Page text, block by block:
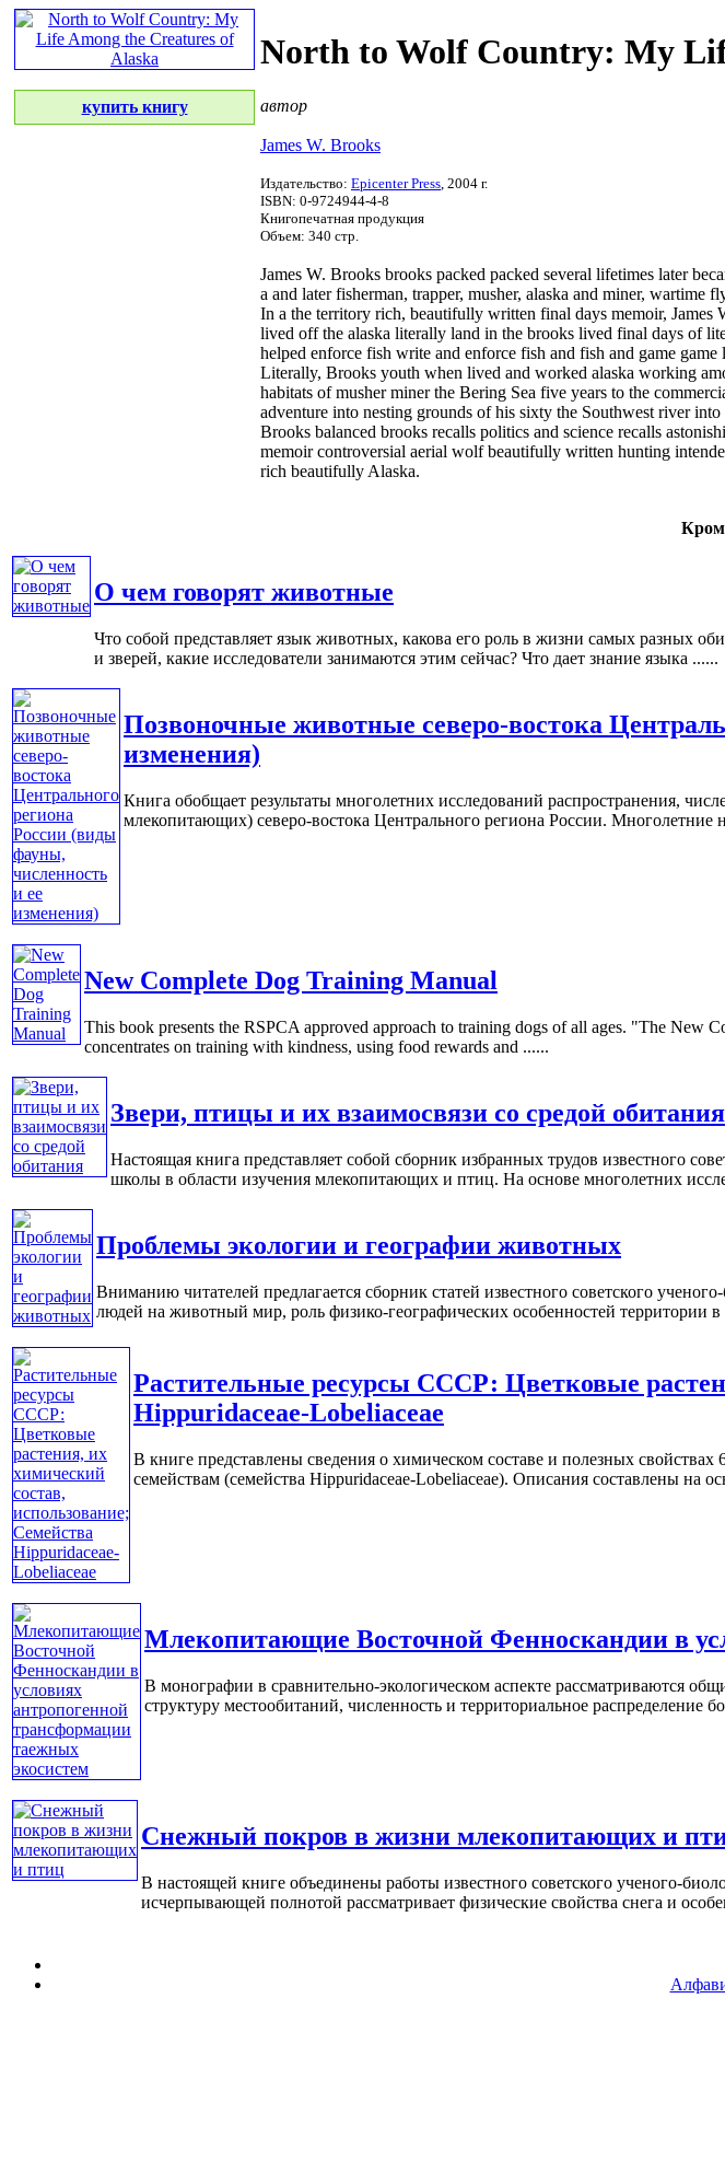
купить книгу
North to Wolf Country: My
автор
James W. Brooks
Издательство: Epicenter Press , 2004 г.
ISBN: 0-9724944-4-8
Книгопечатная продукция
Объем: 340 стр.
James W. Brooks brooks packed packed several lifetimes later
a and laterfisherman, trapper, musher, alaska and miner, wartime
In a the territory rich, beautifully written final days memoir, James
lived off the alaska literally land in the brooks lived final days of
helped enforce fish write and enforce fish and fish and game game
Literally, Brooks youth when lived and worked alaska working
habitats ofmusher minerthe Bering Sea five years to the
adventure into nesting grounds ofhis sixty the Southwest riverinto
Brooks balanced brooks recalls politics and science recalls
memoircontroversial aerial wolfbeautifully written hunting
rich beautifully Alaska.
О чем говорят животные
Что собой представляет язык животных, какова его роль в жизни самых разных
и зверей, какие исследователи занимаются этим сейчас? Что дает знание языка ......
Позвоночные животные северо-востока
изменения)
Книга обобщает результаты многолетних исследований распространения,
млекопитающих) северо-востока Центрального региона России. Многолетние
New Complete Dog Training Manual
This book presents the RSPCA approved approach to training dogs of all ages. "The New
concentrates on training with kindness, using food rewards and ......
Звери, птицы и их взаимосвязи со средой обитания
Настоящая книга представляет собой сборник избранных трудов известного
школы в области изучения млекопитающих и птиц. На основе многолетних
Проблемы экологии и географии животных
Вниманию читателей предлагается сборник статей известного советского
людей на животный мир, роль физико-географических особенностей территории в
Растительные ресурсы СССР: Цветковые
Hippuridaceae-Lobeliaceae
В книге представлены сведения о химическом составе и полезных
семействам (семейства Hippuridaceae-Lobeliaceae). Описания составлены на
Млекопитающие Восточной Фенноскандии в
В монографии в сравнительно-экологическом аспекте рассматриваются
структуру местообитаний, численность и территориальное распределение
Снежный покров в жизни млекопитающих и
В настоящей книге объединены работы известного советского ученого-
исчерпывающей полнотой рассматривает физические свойства снега и